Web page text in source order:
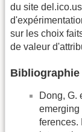
du site
sur les choix
de valeur
Bibliographie
Dong, G.
emerging
ferences.